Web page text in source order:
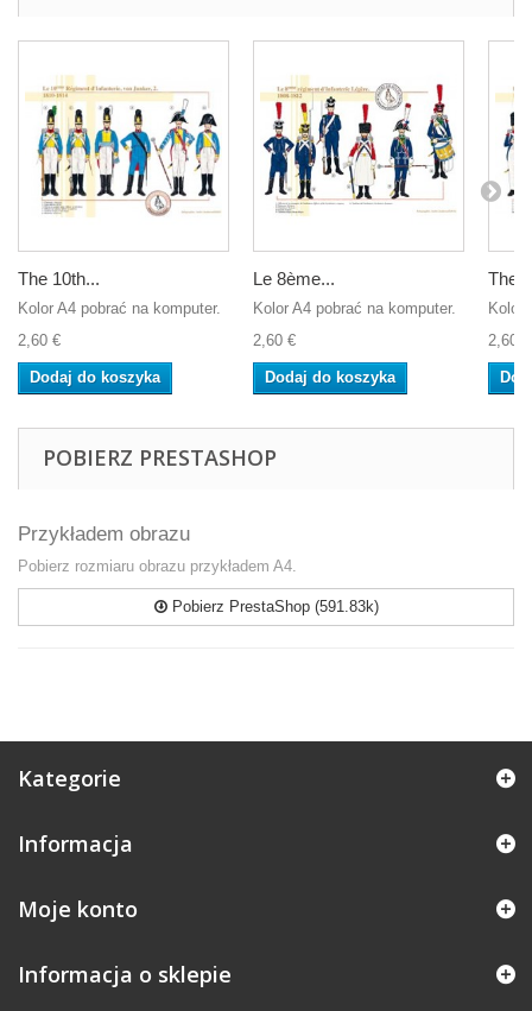
The 10th...
Kolor A4 pobrać na komputer.
2,60 €
Dodaj do koszyka
Le 8ème...
Kolor A4 pobrać na komputer.
2,60 €
Dodaj do koszyka
The
Kolor
2,60 €
POBIERZ PRESTASHOP
Przykładem obrazu
Pobierz rozmiaru obrazu przykładem A4.
Pobierz PrestaShop (591.83k)
Kategorie
Informacja
Moje konto
Informacja o sklepie